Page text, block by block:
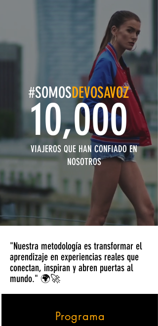
#SOMOSDEVOSAVOZ
10,000
VIAJEROS QUE HAN CONFIADO EN
NOSOTROS
"Nuestra metodología es transformar el
aprendizaje en experiencias reales que
conectan, inspiran y abren puertas al
mundo." 🌍🚀
Programa